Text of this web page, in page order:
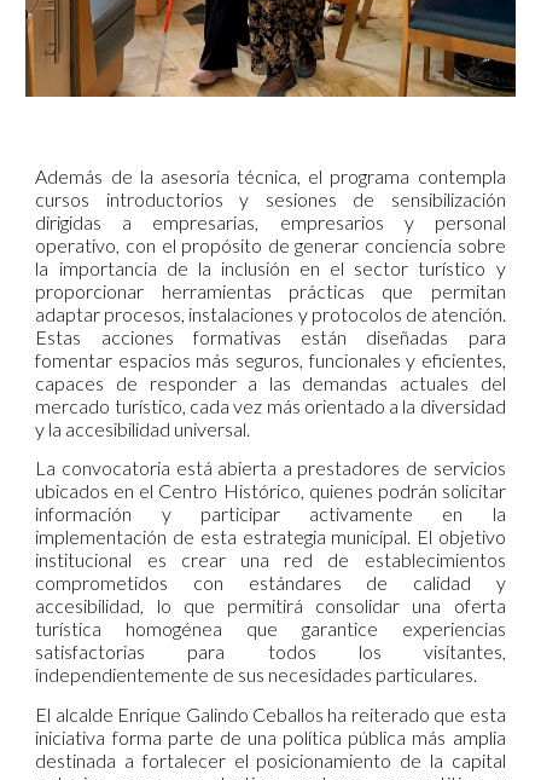
Además de la asesoría técnica, el programa contempla
cursos introductorios y sesiones de sensibilización
dirigidas a empresarias, empresarios y personal
operativo, con el propósito de generar conciencia sobre
la importancia de la inclusión en el sector turístico y
proporcionar herramientas prácticas que permitan
adaptar procesos, instalaciones y protocolos de atención.
Estas acciones formativas están diseñadas para
fomentar espacios más seguros, funcionales y eficientes,
capaces de responder a las demandas actuales del
mercado turístico, cada vez más orientado a la diversidad
y la accesibilidad universal.
La convocatoria está abierta a prestadores de servicios
ubicados en el Centro Histórico, quienes podrán solicitar
información y participar activamente en la
implementación de esta estrategia municipal. El objetivo
institucional es crear una red de establecimientos
comprometidos con estándares de calidad y
accesibilidad, lo que permitirá consolidar una oferta
turística homogénea que garantice experiencias
satisfactorias para todos los visitantes,
independientemente de sus necesidades particulares.
El alcalde Enrique Galindo Ceballos ha reiterado que esta
iniciativa forma parte de una política pública más amplia
destinada a fortalecer el posicionamiento de la capital